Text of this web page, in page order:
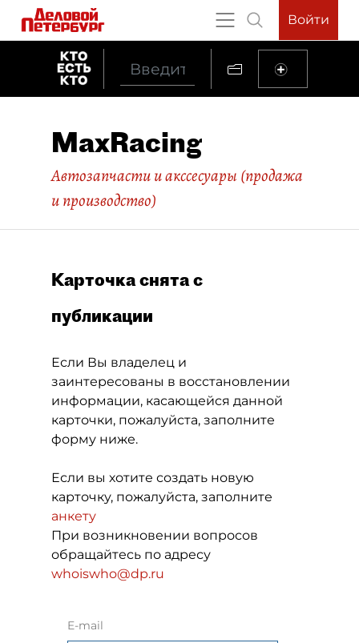
Войти
MaxRacing
Автозапчасти и акссесуары (продажа
и производство)
Карточка снята с
публикации
Если Вы владелец и
заинтересованы в восстановлении
информации, касающейся данной
карточки, пожалуйста, заполните
форму ниже.
Если вы хотите создать новую
карточку, пожалуйста, заполните
анкету
При возникновении вопросов
обращайтесь по адресу
whoiswho@dp.ru
E-mail